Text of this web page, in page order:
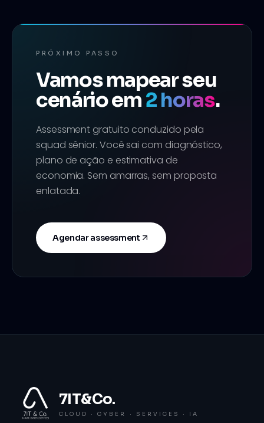
PRÓXIMO PASSO
Vamos mapear seu
cenário em2 horas.
Assessment gratuito conduzido pela
squad sênior. Você sai com diagnóstico,
plano de ação e estimativa de
economia. Sem amarras, sem proposta
enlatada.
Agendar assessment
7IT&Co.
CLOUD · CYBER · SERVICES · IA